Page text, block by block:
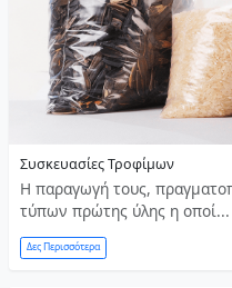
Συσκευασίες Τροφίμων
Η παραγωγή τους,
τύπων πρώτης ύλης η οποί...
Δες Περισσότερα